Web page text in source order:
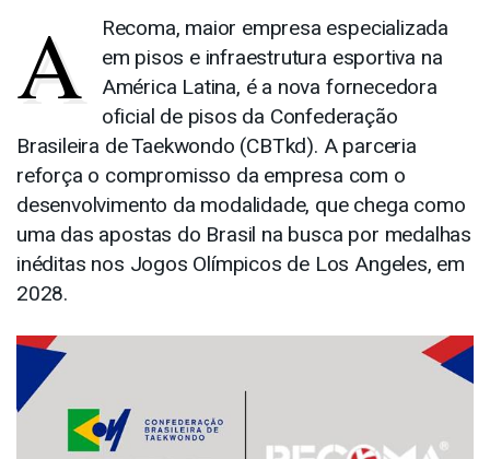
A
Recoma, maior empresa especializada
em pisos e infraestrutura esportiva na
América Latina, é a nova fornecedora
oficial de pisos da Confederação
Brasileira de Taekwondo (CBTkd). A parceria
reforça o compromisso da empresa com o
desenvolvimento da modalidade, que chega como
uma das apostas do Brasil na busca por medalhas
inéditas nos Jogos Olímpicos de Los Angeles, em
2028.